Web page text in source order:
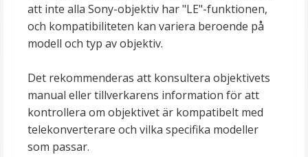
att inte alla Sony-objektiv har "LE"-funktionen,
och kompatibiliteten kan variera beroende på
modell och typ av objektiv.
Det rekommenderas att konsultera objektivets
manual eller tillverkarens information för att
kontrollera om objektivet är kompatibelt med
telekonverterare och vilka specifika modeller
som passar.